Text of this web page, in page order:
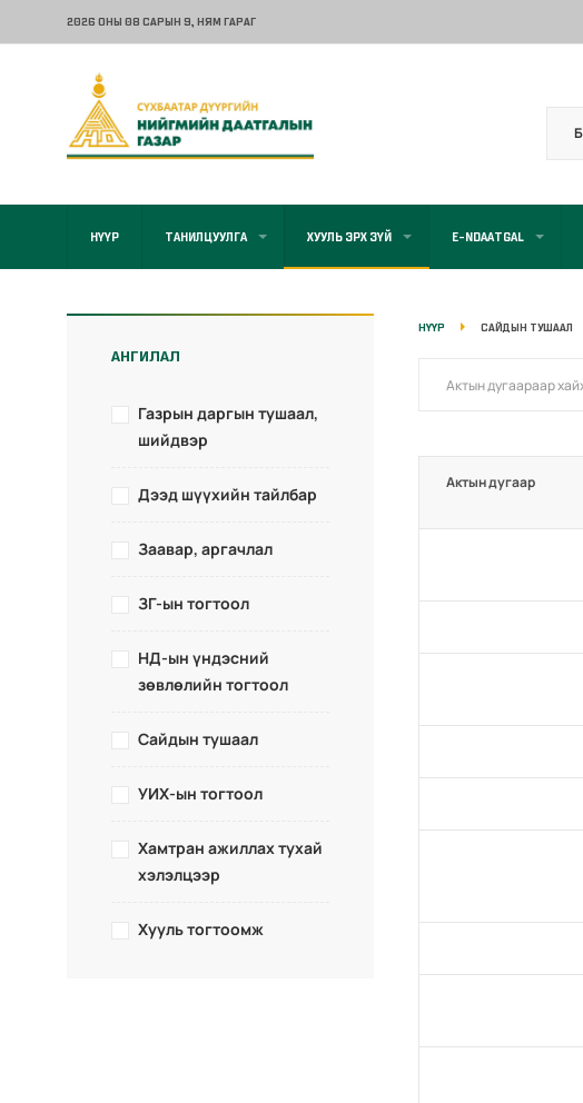
2026 ОНЫ 08 САРЫН 9, НЯМ ГАРАГ
НҮҮР ТАНИЛЦУУЛГА ХУУЛЬ ЭРХ ЗҮЙ E-NDAATGAL
АНГИЛАЛ
Газрын даргын тушаал,
шийдвэр
Дээд шүүхийн тайлбар
Заавар, аргачлал
ЗГ-ын тогтоол
НД-ын үндэсний
зөвлөлийн тогтоол
Сайдын тушаал
УИХ-ын тогтоол
Хамтран ажиллах тухай
хэлэлцээр
Хууль тогтоомж
НҮҮР САЙДЫН ТУШААЛ
Актын дугаар